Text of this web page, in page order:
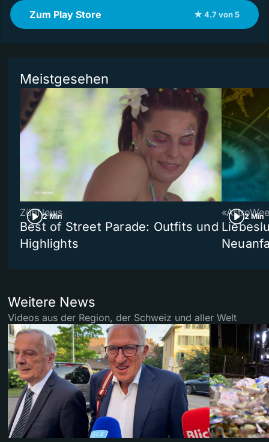
Zum Play Store ★ 4.7 von 5
Meistgesehen
2 Min
ZüriNews
Best of Street Parade: Outfits und
Highlights
2 Min
Weitere News
Videos aus der Region, der Schweiz und aller Welt